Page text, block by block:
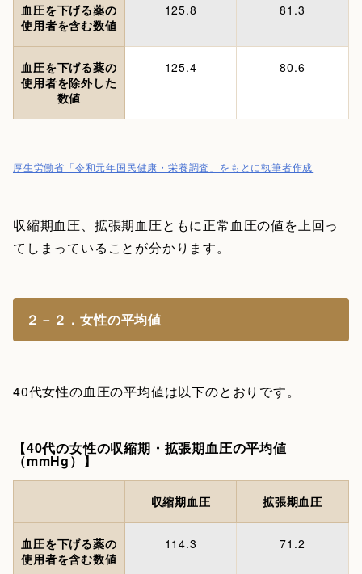
血圧を下げる薬の
使用者を含む数値
125.8 81.3
血圧を下げる薬の
使用者を除外した
数値
125.4 80.6
厚生労働省「令和元年国民健康・栄養調査」をもとに執筆者作成
収縮期血圧、拡張期血圧ともに正常血圧の値を上回っ
てしまっていることが分かります。
２－２．女性の平均値
40代女性の血圧の平均値は以下のとおりです。
【40代の女性の収縮期・拡張期血圧の平均値
（mmHg）】
収縮期血圧 拡張期血圧
血圧を下げる薬の
使用者を含む数値
114.3 71.2